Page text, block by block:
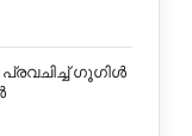
ഗൂഗിൾ